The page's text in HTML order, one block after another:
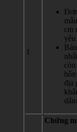
1
cm
địa
Chứng